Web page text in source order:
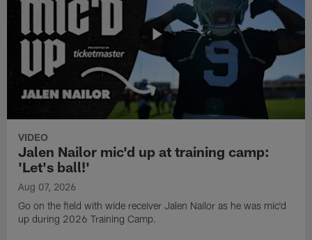
VIDEO
Jalen Nailor mic'd up at training camp:
'Let's ball!'
Aug 07, 2026
Go on the field with wide receiver Jalen Nailor as he was mic'd
up during 2026 Training Camp.